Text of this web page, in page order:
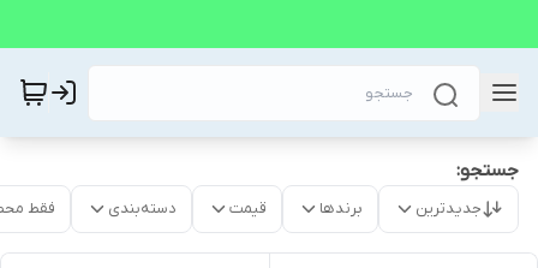
جستجو:
جدیدترین برندها قیمت دسته‌بندی فقط